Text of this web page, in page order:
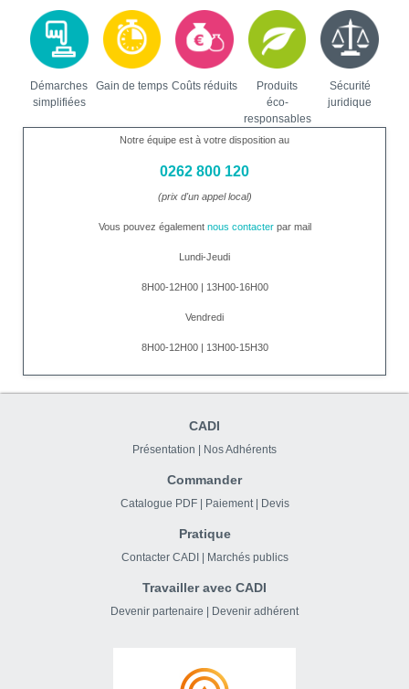
Démarches
simplifiées
Gain de temps Coûts réduits
Produits
éco-
responsables
Sécurité
juridique
Notre équipe est à votre disposition au
0262 800 120
(prix d'un appel local)
Vous pouvez également nous contacterpar mail
Lundi-Jeudi
8H00-12H00 | 13H00-16H00
Vendredi
8H00-12H00 | 13H00-15H30
CADI
Présentation | Nos Adhérents
Commander
Catalogue PDF | Paiement | Devis
Pratique
Contacter CADI | Marchés publics
Travailler avec CADI
Devenir partenaire | Devenir adhérent